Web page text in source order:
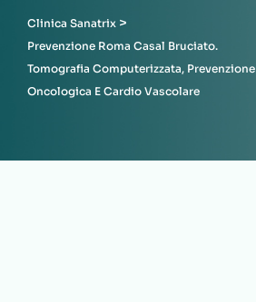
Clinica Sanatrix >
Prevenzione Roma Casal Bruciato.
Tomografia Computerizzata, Prevenzione
Oncologica E Cardio Vascolare